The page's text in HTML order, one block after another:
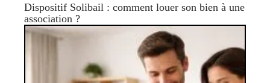
Dispositif Solibail : comment louer son bien à une
association ?